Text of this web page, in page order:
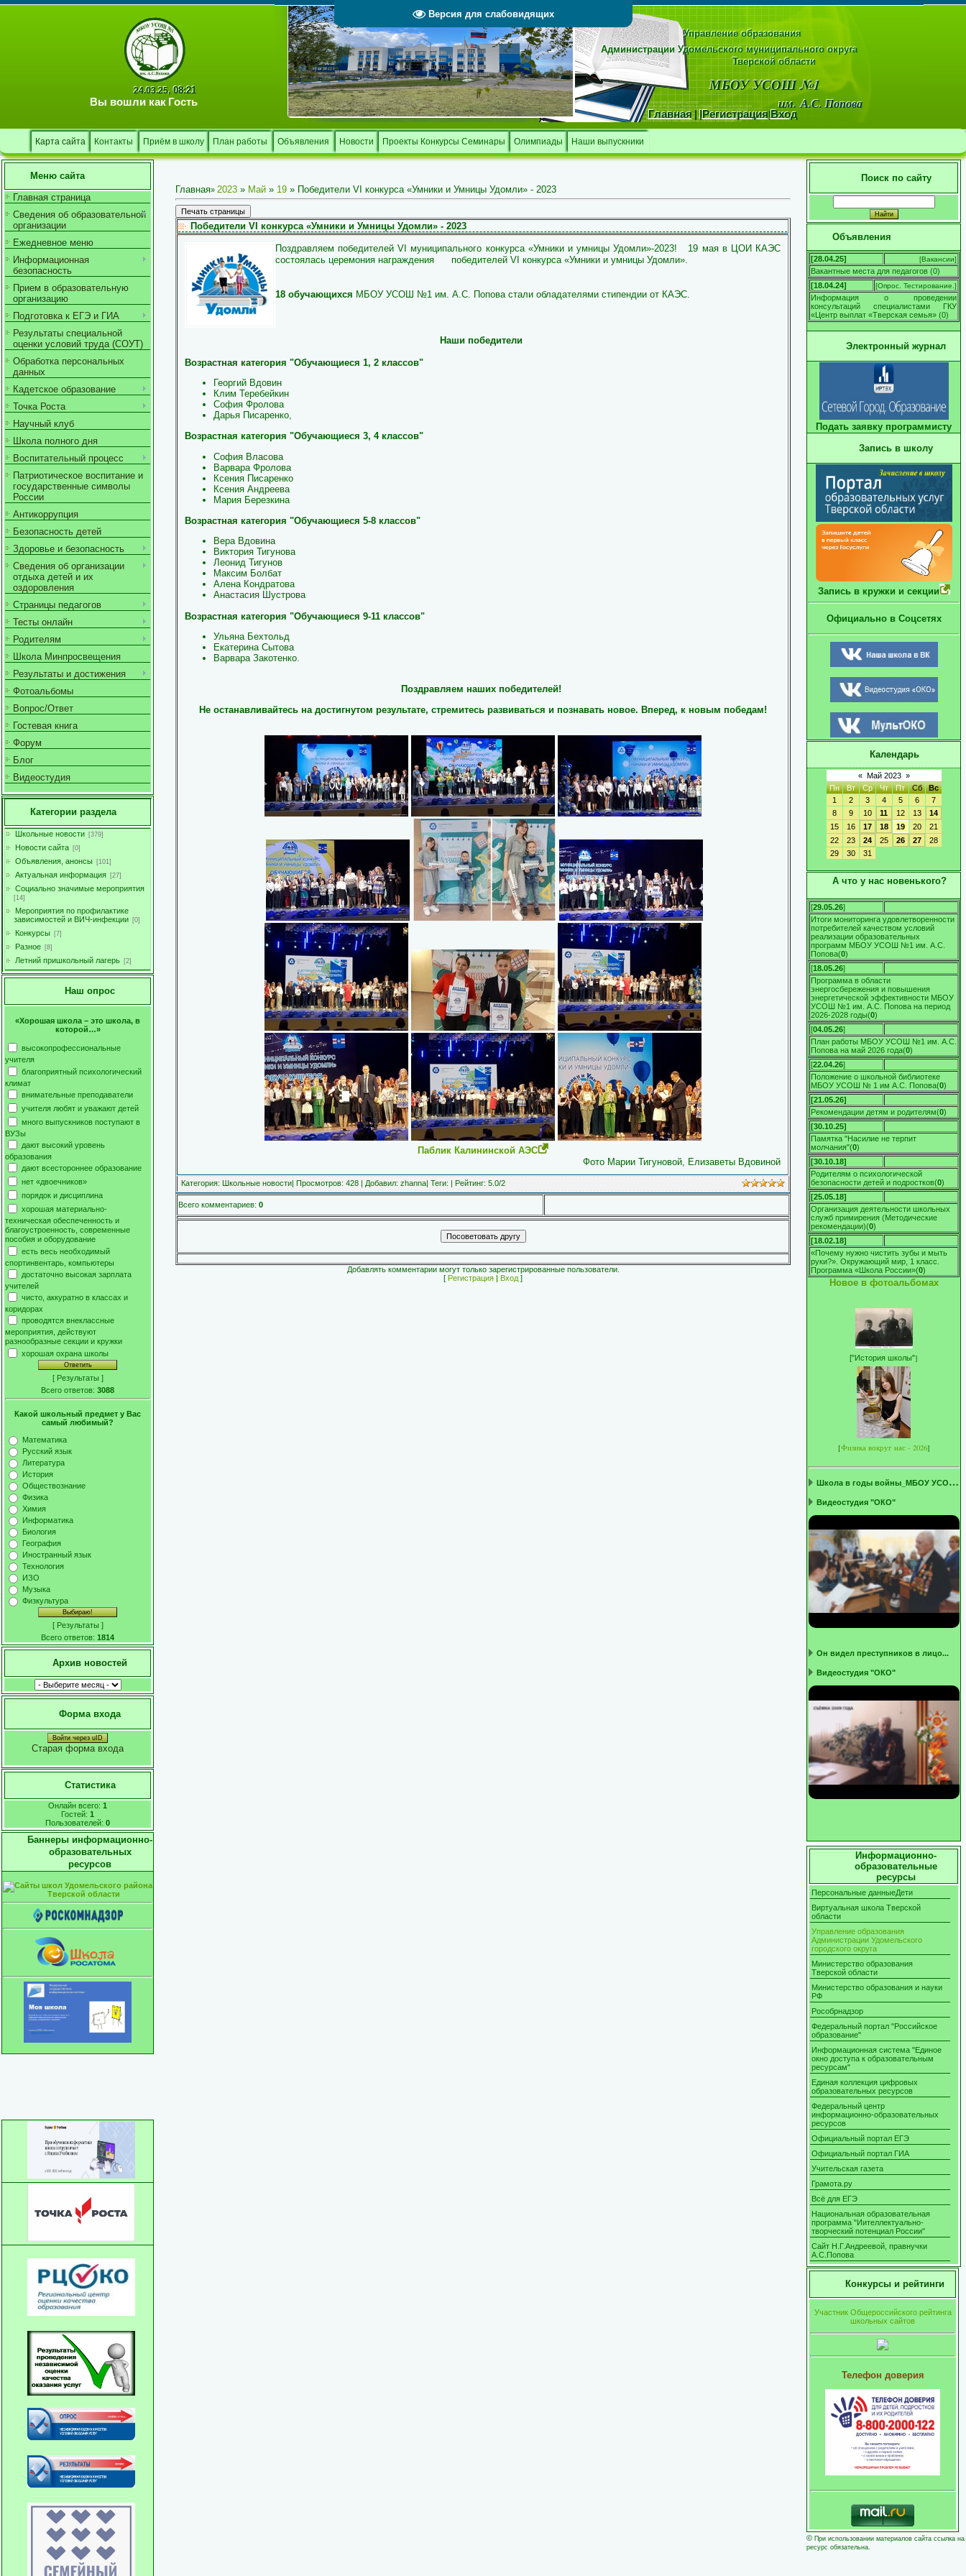
Версия для слабовидящих
24.03.25, 08:21
Вы вошли как Гость
Главная||Регистрация|Вход
Управление образования
Администрации Удомельского муниципального округа
Тверской области
МБОУ УСОШ №1
им.А.С. Попова
Карта сайта Контакты Приём в школу План работы Объявления Новости Проекты Конкурсы Семинары Олимпиады Наши выпускники
Меню сайта
Главная страница
Сведения об образовательной
организации
Ежедневное меню
Информационная
безопасность
Прием в образовательную
организацию
Подготовка к ЕГЭ и ГИА
Результаты специальной
оценки условий труда (СОУТ)
Обработка персональных
данных
Кадетское образование
Точка Роста
Научный клуб
Школа полного дня
Воспитательный процесс
Патриотическое воспитание и
государственные символы
России
Антикоррупция
Безопасность детей
Здоровье и безопасность
Сведения об организации
отдыха детей и их
оздоровления
Страницы педагогов
Тесты онлайн
Родителям
Школа Минпросвещения
Результаты и достижения
Фотоальбомы
Вопрос/Ответ
Гостевая книга
Форум
Блог
Видеостудия
Категории раздела
Школьные новости [379]
Новости сайта [0]
Объявления, анонсы [101]
Актуальная информация [27]
Социально значимые мероприятия
[14]
Мероприятия по профилактике
зависимостей и ВИЧ-инфекции [0]
Конкурсы [7]
Разное [8]
Летний пришкольный лагерь [2]
Наш опрос
«Хорошая школа – это школа, в
которой…»
высокопрофессиональные
учителя
благоприятный психологический
климат
внимательные преподаватели
учителя любят и уважают детей
много выпускников поступают в
ВУЗы
дают высокий уровень
образования
дают всестороннее образование
нет «двоечников»
порядок и дисциплина
хорошая материально-
техническая обеспеченность и
благоустроенность, современные
пособия и оборудование
есть весь необходимый
спортинвентарь, компьютеры
достаточно высокая зарплата
учителей
чисто, аккуратно в классах и
коридорах
проводятся внеклассные
мероприятия, действуют
разнообразные секции и кружки
хорошая охрана школы
[ Результаты ]
Всего ответов: 3088
Какой школьный предмет у Вас
самый любимый?
Математика
Русский язык
Литература
История
Обществознание
Физика
Химия
Информатика
Биология
География
Иностранный язык
Технология
ИЗО
Музыка
Физкультура
[ Результаты ]
Всего ответов: 1814
Архив новостей
Форма входа
Войти через uID
Старая форма входа
Статистика
Онлайн всего: 1
Гостей: 1
Пользователей: 0
Баннеры информационно-
образовательных
ресурсов
Главная» 2023 » Май » 19 » Победители VI конкурса «Умники и Умницы Удомли» - 2023
Победители VI конкурса «Умники и Умницы Удомли» - 2023
Поздравляем победителей VI муниципального конкурса «Умники и умницы Удомли»-2023! 19 мая в ЦОИ КАЭС
состоялась церемония награждения победителей VI конкурса «Умники и умницы Удомли».
18 обучающихся МБОУ УСОШ №1 им. А.С. Попова стали обладателями стипендии от КАЭС.
Наши победители
Возрастная категория "Обучающиеся 1, 2 классов"
Георгий Вдовин
Клим Теребейкин
София Фролова
Дарья Писаренко,
Возрастная категория "Обучающиеся 3, 4 классов"
София Власова
Варвара Фролова
Ксения Писаренко
Ксения Андреева
Мария Березкина
Возрастная категория "Обучающиеся 5-8 классов"
Вера Вдовина
Виктория Тигунова
Леонид Тигунов
Максим Болбат
Алена Кондратова
Анастасия Шустрова
Возрастная категория "Обучающиеся 9-11 классов"
Ульяна Бехтольд
Екатерина Сытова
Варвара Закотенко.
Поздравляем наших победителей!
Не останавливайтесь на достигнутом результате, стремитесь развиваться и познавать новое. Вперед, к новым победам!
Паблик Калининской АЭС
Фото Марии Тигуновой, Елизаветы Вдовиной
Категория: Школьные новости| Просмотров: 428 | Добавил: zhanna| Теги: | Рейтинг: 5.0/2
Всего комментариев: 0
Добавлять комментарии могут только зарегистрированные пользователи.
[ Регистрация | Вход ]
Поиск по сайту
Объявления
[28.04.25] [Вакансии]
Вакантные места для педагогов (0)
[18.04.24]
[Опрос. Тестирование. ]
Информация о проведении
консультаций специалистами ГКУ
«Центр выплат «Тверская семья» (0)
Электронный журнал
Подать заявку программисту
Запись в школу
Запись в кружки и секции
Официально в Соцсетях
Календарь
« Май 2023 »
Пн
Вт Ср Чт Пт Сб
Вс
1
2 3 4 5 6
7
8
9 10 11 12 13
14
15
16 17 18 19 20
21
22
23 24 25 26 27
28
29
30 31
А что у нас новенького?
[29.05.26]
Итоги мониторинга удовлетворенности
потребителей качеством условий
реализации образовательных
программ МБОУ УСОШ №1 им. А.С.
Попова(0)
[18.05.26]
Программа в области
энергосбережения и повышения
энергетической эффективности МБОУ
УСОШ №1 им. А.С. Попова на период
2026-2028 годы(0)
[04.05.26]
План работы МБОУ УСОШ №1 им. А.С.
Попова на май 2026 года(0)
[22.04.26]
Положение о школьной библиотеке
МБОУ УСОШ № 1 им А.С. Попова(0)
[21.05.26]
Рекомендации детям и родителям(0)
[30.10.25]
Памятка "Насилие не терпит
молчания"(0)
[30.10.18]
Родителям о психологической
безопасности детей и подростков(0)
[25.05.18]
Организация деятельности школьных
служб примирения (Методические
рекомендации)(0)
[18.02.18]
«Почему нужно чистить зубы и мыть
руки?». Окружающий мир, 1 класс.
Программа «Школа России»(0)
Новое в фотоальбомах
["История школы"]
[Физика вокруг нас - 2026]
Ш
кола в годы войны_МБОУ УСОШ1 ...
Видеостудия "ОКО"
Он видел преступников в лицо...
Видеостудия "ОКО"
Информационно-
образовательные
ресурсы
Персональные данныеДети
Виртуальная школа Тверской
области
Управление образования
Администрации Удомельского
городского округа
Министерство образования
Тверской области
Министерство образования и науки
РФ
Рособрнадзор
Федеральный портал "Российское
образование"
Информационная система "Единое
окно доступа к образовательным
ресурсам"
Единая коллекция цифровых
образовательных ресурсов
Федеральный центр
информационно-образовательных
ресурсов
Официальный портал ЕГЭ
Официальный портал ГИА
Учительская газета
Грамота.ру
Всё для ЕГЭ
Национальная образовательная
программа "Иителлектуально-
творческий потенциал России"
Сайт Н.Г.Андреевой, правнучки
А.С.Попова
Конкурсы и рейтинги
Участник Общероссийского рейтинга
школьных сайтов
Телефон доверия
© При использовании материалов сайта ссылка на
ресурс обязательна.